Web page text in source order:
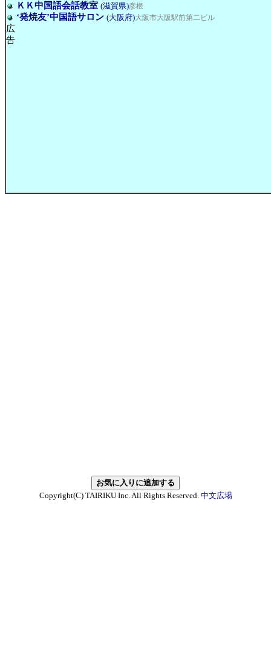
ＫＫ中国語会話教室 (滋賀県)彦根
‘発焼友’中国語サロン (大阪府)大阪市大阪駅前第二ビル
広
告
Copyright(C) TAIRIKU Inc. All Rights Reserved. 中文広場